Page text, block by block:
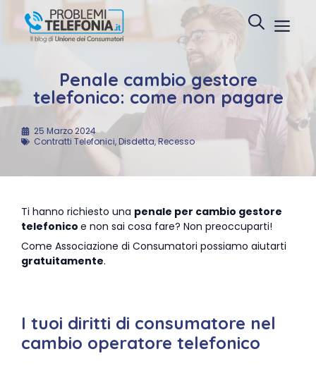
contenuto
Penale cambio gestore
telefonico: come non pagare
25 Marzo 2024
Contratti Telefonici,Disdetta,Recesso
Ti hanno richiesto una penale per cambio gestore
telefonico e non sai cosa fare? Non preoccuparti!
Come Associazione di Consumatori possiamo aiutarti
gratuitamente.
I tuoi diritti di consumatore nel
cambio operatore telefonico